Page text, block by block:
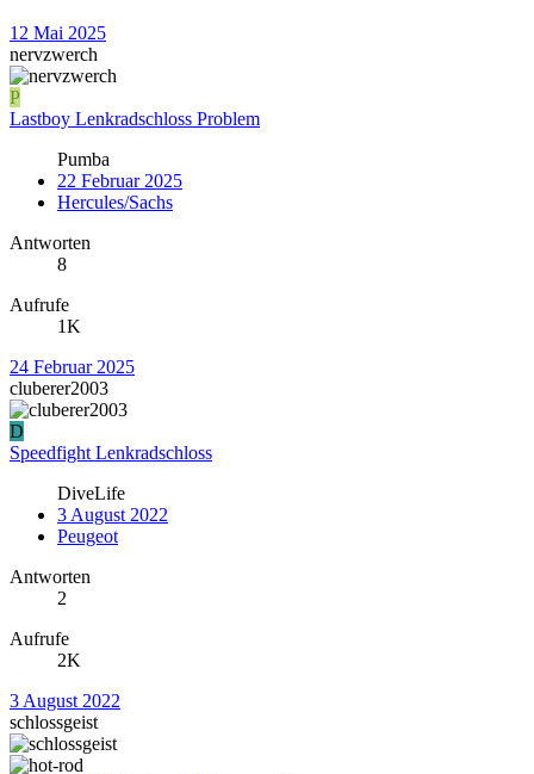
12 Mai 2025
nervzwerch
P
Lastboy Lenkradschloss Problem
Pumba
22 Februar 2025
Hercules/Sachs
Antworten
8
Aufrufe
1K
24 Februar 2025
cluberer2003
D
Speedfight Lenkradschloss
DiveLife
3 August 2022
Peugeot
Antworten
2
Aufrufe
2K
3 August 2022
schlossgeist